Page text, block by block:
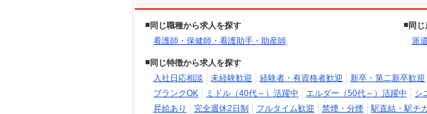
同じ職種から求人を探す
看護師・保健師・看護助手・助産師
同
派
同じ特徴から求人を探す
入社日応相談
未経験歓迎 経験者・有資格者歓迎 新卒・第二新卒歓迎
ブランクOK
ミドル（40代～）活躍中 エルダー（50代～）活躍中 シ
昇給あり
完全週休2日制 フルタイム歓迎 禁煙・分煙 駅直結・駅チカ